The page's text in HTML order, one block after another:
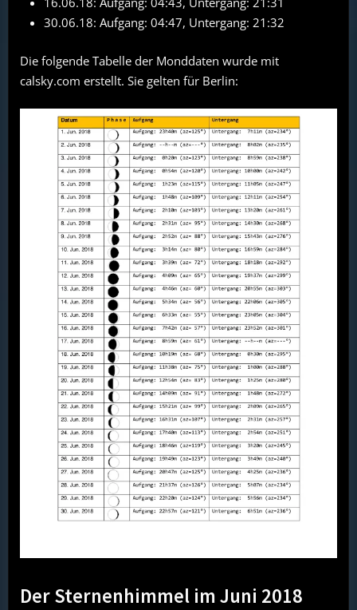
30.06.18: Aufgang: 04:47, Untergang: 21:32
Die folgende Tabelle der Monddaten wurde mit
calsky.com erstellt. Sie gelten für Berlin:
Der Sternenhimmel im Juni 2018